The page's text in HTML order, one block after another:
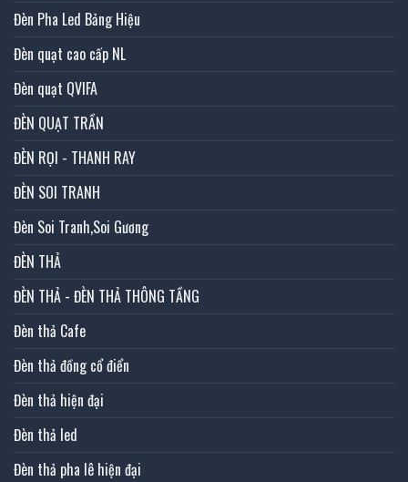
Đèn Pha Led Bảng Hiệu
Đèn quạt cao cấp NL
Đèn quạt QVIFA
ĐÈN QUẠT TRẦN
ĐÈN RỌI - THANH RAY
ĐÈN SOI TRANH
Đèn Soi Tranh,Soi Gương
ĐÈN THẢ
ĐÈN THẢ - ĐÈN THẢ THÔNG TẦNG
Đèn thả Cafe
Đèn thả đồng cổ điển
Đèn thả hiện đại
Đèn thả led
Đèn thả pha lê hiện đại